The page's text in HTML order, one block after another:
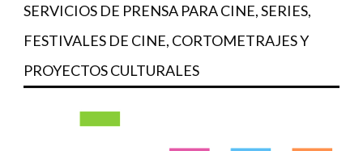
SERVICIOS DE PRENSA PARA CINE, SERIES,
FESTIVALES DE CINE, CORTOMETRAJES Y
PROYECTOS CULTURALES